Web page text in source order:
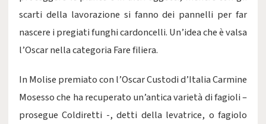
scarti della lavorazione si fanno dei pannelli per far
nascere i pregiati funghi cardoncelli. Un’idea che è valsa
l’Oscar nella categoria Fare filiera.
In Molise premiato con l’Oscar Custodi d’Italia Carmine
Mosesso che ha recuperato un’antica varietà di fagioli –
prosegue Coldiretti -, detti della levatrice, o fagiolo